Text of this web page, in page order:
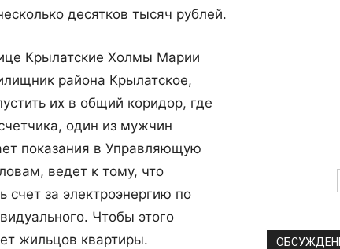
десятков тысяч рублей.
Крылатские Холмы Марии
района Крылатское,
их в общий коридор, где
один из мужчин
показания в Управляющую
ведет к тому, что
счет за электроэнергию по
Чтобы этого
жильцов квартиры.